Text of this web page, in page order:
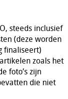
steeds inclusief
(deze worden
finaliseert)
zoals het
foto’s zijn
die niet